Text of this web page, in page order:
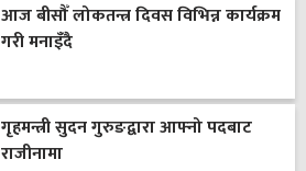
आज बीसौँ लोकतन्त्र दिवस विभिन्न कार्यक्रम
गरी मनाइँदै
गृहमन्त्री सुदन गुरुङद्वारा आफ्नो पदबाट
राजीनामा